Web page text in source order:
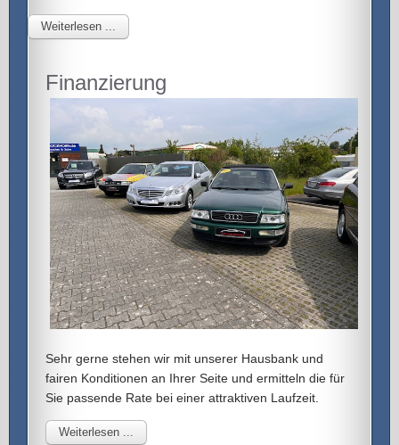
Weiterlesen ...
Finanzierung
Sehr gerne stehen wir mit unserer Hausbank und
fairen Konditionen an Ihrer Seite und ermitteln die für
Sie passende Rate bei einer attraktiven Laufzeit.
Weiterlesen ...